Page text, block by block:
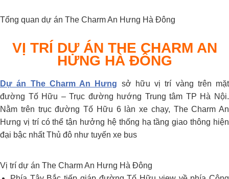
Tổng quan dự án The Charm An Hưng Hà Đông
VỊ TRÍ DỰ ÁN THE CHARM AN
HƯNG HÀ ĐÔNG
Dự án The Charm An Hưng sở hữu vị trí vàng trên mặt
đường Tố Hữu – Trục đường hướng Trung tâm TP Hà Nội.
Nằm trên trục đường Tố Hữu 6 làn xe chạy, The Charm An
Hưng vị trí có thể tận hưởng hệ thống hạ tầng giao thông hiện
đại bậc nhất Thủ đô như tuyến xe bus
Vị trí dự án The Charm An Hưng Hà Đông